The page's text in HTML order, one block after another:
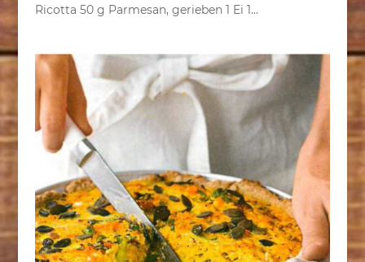
Ricotta 50 g Parmesan, gerieben 1 Ei 1...